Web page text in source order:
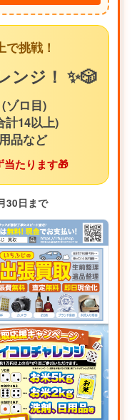
挑戦！
ンジ！ ✨🎲
ゾロ目)
計14以上)
品など
当たります🎁
30日まで